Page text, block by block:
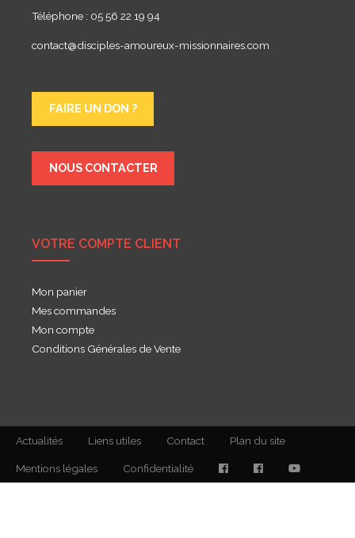
Téléphone : 05 56 22 19 94
contact@disciples-amoureux-missionnaires.com
FAIRE UN DON ?
NOUS CONTACTER
VOTRE COMPTE CLIENT
Mon panier
Mes commandes
Mon compte
Conditions Générales de Vente
Actualités Liens utiles Contact Plan du site
Mentions légales Confidentialité